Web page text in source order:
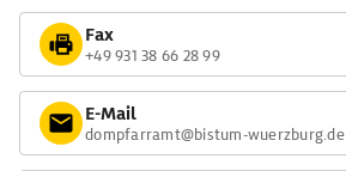
Fax
+49 931 38 66 28 99
E-Mail
dompfarramt@bistum-wuerzburg.de